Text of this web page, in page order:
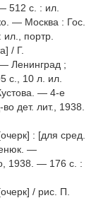
512 с. : ил.
— Москва : Гос.
портр.
/ Г.
Ленинград ;
с., 10 л. ил.
— 4-е
дет. лит., 1938.
: [для сред.
—
1938. — 176 с. :
/ рис. П.